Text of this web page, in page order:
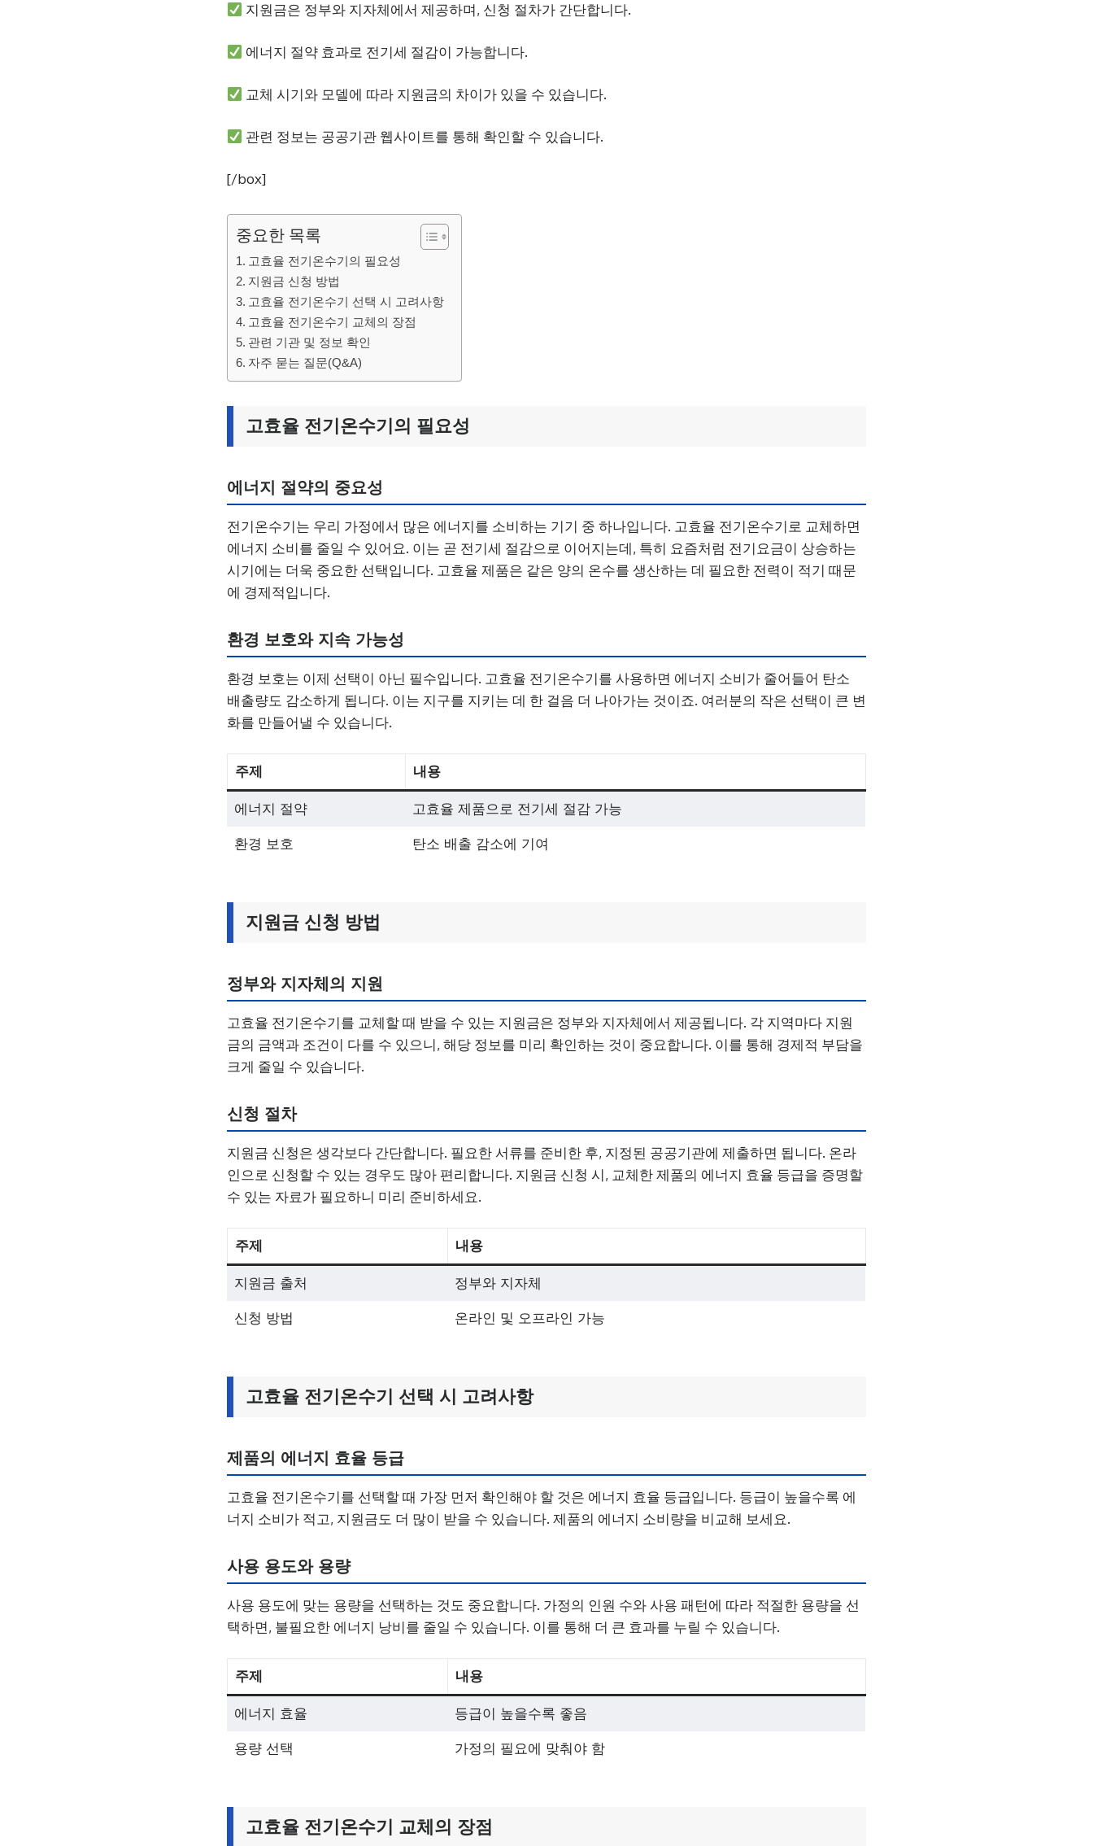
지원금은 정부와 지자체에서 제공하며, 신청 절차가 간단합니다.
에너지 절약 효과로 전기세 절감이 가능합니다.
교체 시기와 모델에 따라 지원금의 차이가 있을 수 있습니다.
관련 정보는 공공기관 웹사이트를 통해 확인할 수 있습니다.
[/box]
중요한 목록
고효율 전기온수기의 필요성
지원금 신청 방법
고효율 전기온수기 선택 시 고려사항
고효율 전기온수기 교체의 장점
관련 기관 및 정보 확인
자주 묻는 질문(Q&A)
고효율 전기온수기의 필요성
에너지 절약의 중요성
전기온수기는 우리 가정에서 많은 에너지를 소비하는 기기 중 하나입니다. 고효율 전기온수기로 교체하면
에너지 소비를 줄일 수 있어요. 이는 곧 전기세 절감으로 이어지는데, 특히 요즘처럼 전기요금이 상승하는
시기에는 더욱 중요한 선택입니다. 고효율 제품은 같은 양의 온수를 생산하는 데 필요한 전력이 적기 때문
에 경제적입니다.
환경 보호와 지속 가능성
환경 보호는 이제 선택이 아닌 필수입니다. 고효율 전기온수기를 사용하면 에너지 소비가 줄어들어 탄소
배출량도 감소하게 됩니다. 이는 지구를 지키는 데 한 걸음 더 나아가는 것이죠. 여러분의 작은 선택이 큰 변
화를 만들어낼 수 있습니다.
주제 내용
에너지 절약 고효율 제품으로 전기세 절감 가능
환경 보호 탄소 배출 감소에 기여
지원금 신청 방법
정부와 지자체의 지원
고효율 전기온수기를 교체할 때 받을 수 있는 지원금은 정부와 지자체에서 제공됩니다. 각 지역마다 지원
금의 금액과 조건이 다를 수 있으니, 해당 정보를 미리 확인하는 것이 중요합니다. 이를 통해 경제적 부담을
크게 줄일 수 있습니다.
신청 절차
지원금 신청은 생각보다 간단합니다. 필요한 서류를 준비한 후, 지정된 공공기관에 제출하면 됩니다. 온라
인으로 신청할 수 있는 경우도 많아 편리합니다. 지원금 신청 시, 교체한 제품의 에너지 효율 등급을 증명할
수 있는 자료가 필요하니 미리 준비하세요.
주제 내용
지원금 출처 정부와 지자체
신청 방법 온라인 및 오프라인 가능
고효율 전기온수기 선택 시 고려사항
제품의 에너지 효율 등급
고효율 전기온수기를 선택할 때 가장 먼저 확인해야 할 것은 에너지 효율 등급입니다. 등급이 높을수록 에
너지 소비가 적고, 지원금도 더 많이 받을 수 있습니다. 제품의 에너지 소비량을 비교해 보세요.
사용 용도와 용량
사용 용도에 맞는 용량을 선택하는 것도 중요합니다. 가정의 인원 수와 사용 패턴에 따라 적절한 용량을 선
택하면, 불필요한 에너지 낭비를 줄일 수 있습니다. 이를 통해 더 큰 효과를 누릴 수 있습니다.
주제 내용
에너지 효율 등급이 높을수록 좋음
용량 선택 가정의 필요에 맞춰야 함
고효율 전기온수기 교체의 장점